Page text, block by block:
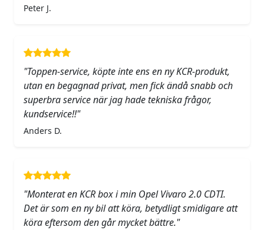
Peter J.
"Toppen-service, köpte inte ens en ny KCR-produkt,
utan en begagnad privat, men fick ändå snabb och
superbra service när jag hade tekniska frågor,
kundservice!!"
Anders D.
"Monterat en KCR box i min Opel Vivaro 2.0 CDTI.
Det är som en ny bil att köra, betydligt smidigare att
köra eftersom den går mycket bättre."